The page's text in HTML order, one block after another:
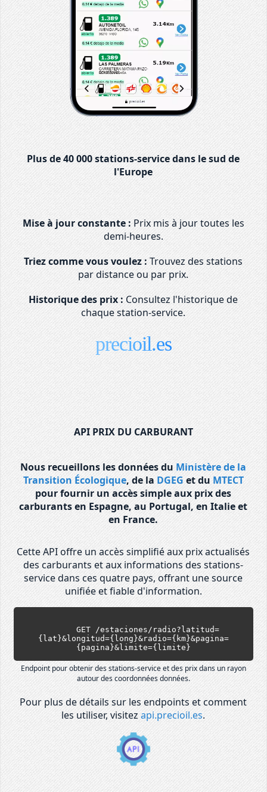
Plus de 40 000 stations-service dans le sud de
l'Europe
Mise à jour constante : Prix mis à jour toutes les
demi-heures.
Triez comme vous voulez : Trouvez des stations
par distance ou par prix.
Historique des prix : Consultez l'historique de
chaque station-service.
precioil.es
API PRIX DU CARBURANT
Nous recueillons les données duMinistère de la
Transition Écologique, de la DGEG et du MTECT
pour fournir un accès simple aux prix des
carburants en Espagne, au Portugal, en Italie et
en France.
Cette API offre un accès simplifié aux prix actualisés
des carburants et aux informations des stations-
service dans ces quatre pays, offrant une source
unifiée et fiable d'information.
{lat}&longitud={long}&radio={km}&pagina=
{pagina}&limite={limite}
Endpoint pour obtenir des stations-service et des prix dans un rayon
autour des coordonnées données.
Pour plus de détails sur les endpoints et comment
les utiliser, visitezapi.precioil.es.